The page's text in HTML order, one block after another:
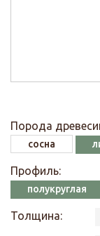
Порода
сосна
Профиль:
полукруглая
Толщина: